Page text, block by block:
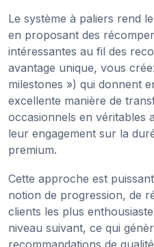
Le système à paliers rend
en proposant des
intéressantes au fil des
avantage unique, vous
milestones ») qui donnent
excellente manière de
occasionnels en véritables
leur engagement sur la
premium.
Cette approche est
notion de progression, de
clients les plus
niveau suivant, ce qui